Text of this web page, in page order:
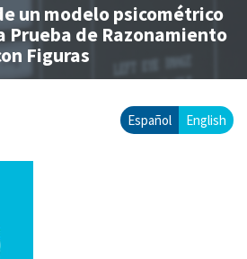
un modelo psicométrico
Prueba de Razonamiento
Figuras
Español English